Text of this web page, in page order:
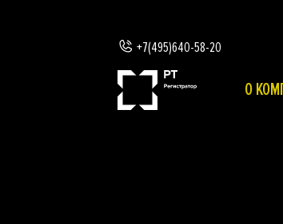
+7(495)640-58-20
О